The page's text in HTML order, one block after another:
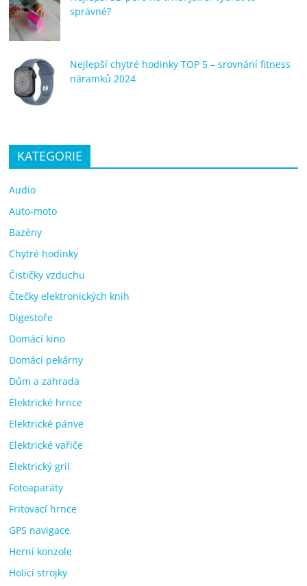
správné?
Nejlepší chytré hodinky TOP 5 – srovnání fitness
náramků 2024
KATEGORIE
Audio
Auto-moto
Bazény
Chytré hodinky
Čističky vzduchu
Čtečky elektronických knih
Digestoře
Domácí kino
Domácí pekárny
Dům a zahrada
Elektrické hrnce
Elektrické pánve
Elektrické vařiče
Elektrický gril
Fotoaparáty
Fritovací hrnce
GPS navigace
Herní konzole
Holicí strojky